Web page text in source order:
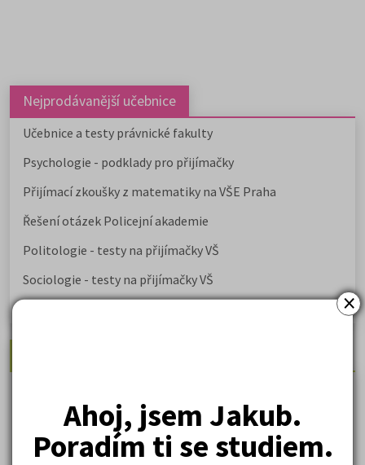
×
Ahoj, jsem Jakub.
Poradím ti se studiem.
Nejprodávanější učebnice
Učebnice a testy právnické fakulty
Psychologie - podklady pro přijímačky
Přijímací zkoušky z matematiky na VŠE Praha
Řešení otázek Policejní akademie
Politologie - testy na přijímačky VŠ
Sociologie - testy na přijímačky VŠ
Psychologie
Lékařské fakulty, farmacie